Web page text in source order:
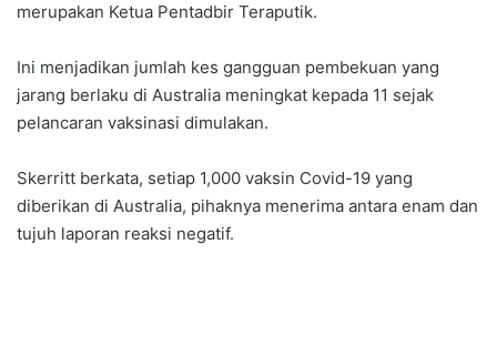
merupakan Ketua Pentadbir Teraputik.
Ini menjadikan jumlah kes gangguan pembekuan yang
jarang berlaku di Australia meningkat kepada 11 sejak
pelancaran vaksinasi dimulakan.
Skerritt berkata, setiap 1,000 vaksin Covid-19 yang
diberikan di Australia, pihaknya menerima antara enam dan
tujuh laporan reaksi negatif.